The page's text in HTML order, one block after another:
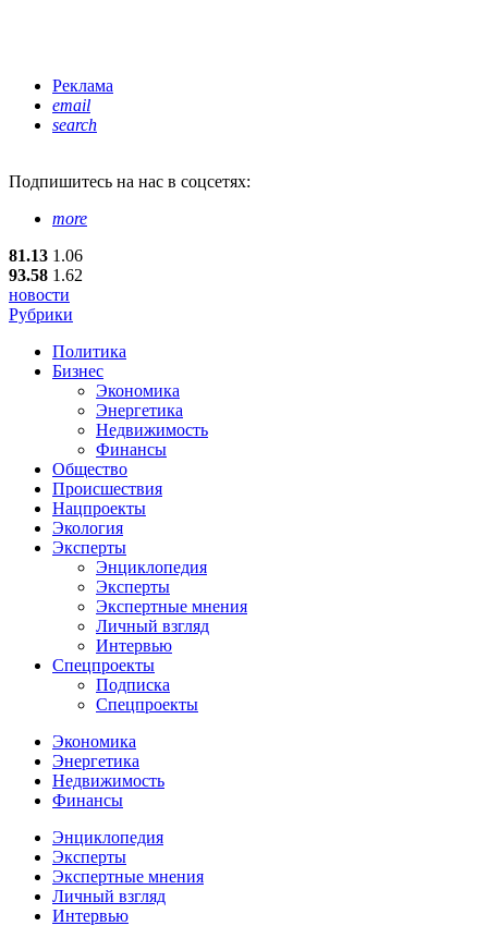
Реклама
email
search
Подпишитесь на нас в соцсетях:
more
81.13 1.06
93.58 1.62
новости
Рубрики
Политика
Бизнес
Экономика
Энергетика
Недвижимость
Финансы
Общество
Происшествия
Нацпроекты
Экология
Эксперты
Энциклопедия
Эксперты
Экспертные мнения
Личный взгляд
Интервью
Спецпроекты
Подписка
Спецпроекты
Экономика
Энергетика
Недвижимость
Финансы
Энциклопедия
Эксперты
Экспертные мнения
Личный взгляд
Интервью